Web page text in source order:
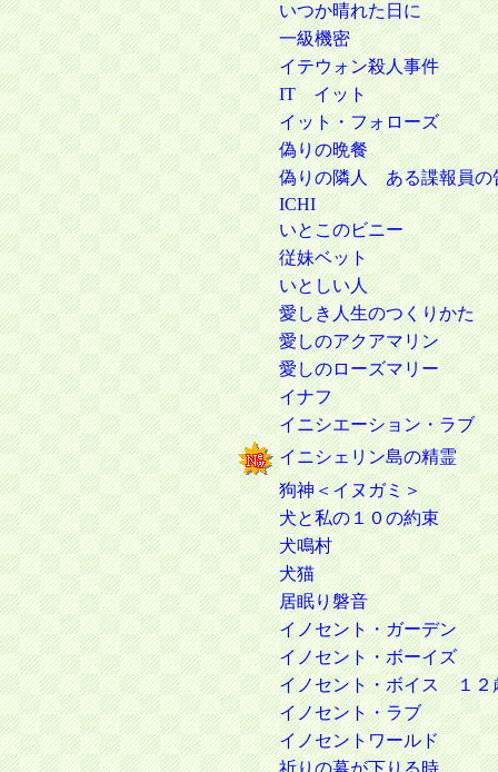
いつか晴れた日に
一級機密
イテウォン殺人事件
IT イット
イット・フォローズ
偽りの晩餐
偽りの隣人 ある諜報員の
ICHI
いとこのビニー
従妹ベット
いとしい人
愛しき人生のつくりかた
愛しのアクアマリン
愛しのローズマリー
イナフ
イニシエーション・ラブ
イニシェリン島の精霊
狗神＜イヌガミ＞
犬と私の１０の約束
犬鳴村
犬猫
居眠り磐音
イノセント・ガーデン
イノセント・ボーイズ
イノセント・ボイス １２
イノセント・ラブ
イノセントワールド
祈りの幕が下りる時